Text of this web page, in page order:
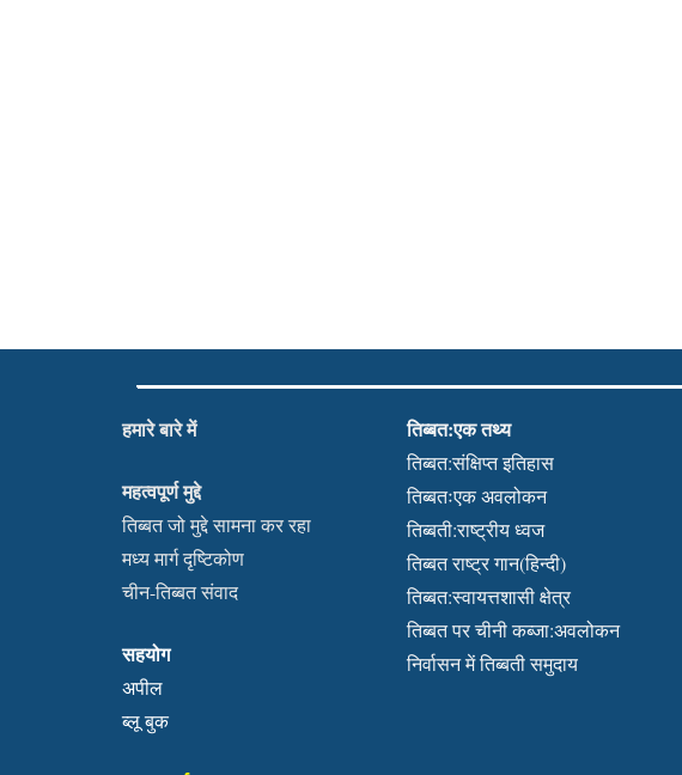
हमारे बारे में
महत्वपूर्ण मुद्दे
तिब्बत जो मुद्दे सामना कर रहा
मध्य मार्ग दृष्टिकोण
चीन-तिब्बत संवाद
सहयोग
अपील
ब्लू बुक
तिब्बत:एक तथ्य
तिब्बत:संक्षिप्त इतिहास
तिब्बतःएक अवलोकन
तिब्बती:राष्ट्रीय ध्वज
तिब्बत राष्ट्र गान(हिन्दी)
तिब्बत:स्वायत्तशासी क्षेत्र
तिब्बत पर चीनी कब्जा:अवलोकन
निर्वासन में तिब्बती समुदाय